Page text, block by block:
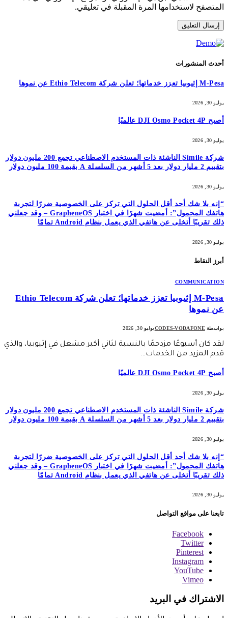
المتصفح لاستخدامها المرة المقبلة في تعليقي.
أحدث المنشورات
M-Pesa إثيوبيا تعزز خدماتها؛ تعلن شركة Ethio Telecom عن نموها
يوليو 30, 2026
أصبح DJI Osmo Pocket 4P عالميًا
يوليو 30, 2026
شركة Simile الناشئة ذات المستخدم الاصطناعي تجمع 200 مليون دولار
بتقييم 2 مليار دولار بعد 5 أشهر من السلسلة A بقيمة 100 مليون دولار
يوليو 30, 2026
“إنه بلا شك أحد أقل الحلول التي تركز على الخصوصية ضررًا لتجربة
هاتفك المحمول”: أمضيت شهرًا في اختبار GrapheneOS – وقد جعلني
ذلك تقريبًا أتخلى عن هاتفي الذي يعمل بنظام Android تمامًا
يوليو 30, 2026
أبرز النقاط
COMMUNICATION
M-Pesa إثيوبيا تعزز خدماتها؛ تعلن شركة Ethio Telecom
عن نموها
بواسطة CODES-VODAFONEيوليو 30, 2026
لقد كان أسبوعًا مزدحمًا بالنسبة لثاني أكبر مشغل في إثيوبيا، والذي
قدم المزيد من الخدمات…
أصبح DJI Osmo Pocket 4P عالميًا
يوليو 30, 2026
شركة Simile الناشئة ذات المستخدم الاصطناعي تجمع 200 مليون دولار
بتقييم 2 مليار دولار بعد 5 أشهر من السلسلة A بقيمة 100 مليون دولار
يوليو 30, 2026
“إنه بلا شك أحد أقل الحلول التي تركز على الخصوصية ضررًا لتجربة
هاتفك المحمول”: أمضيت شهرًا في اختبار GrapheneOS – وقد جعلني
ذلك تقريبًا أتخلى عن هاتفي الذي يعمل بنظام Android تمامًا
يوليو 30, 2026
تابعنا على مواقع التواصل
Facebook
Twitter
Pinterest
Instagram
YouTube
Vimeo
الاشتراك في البريد